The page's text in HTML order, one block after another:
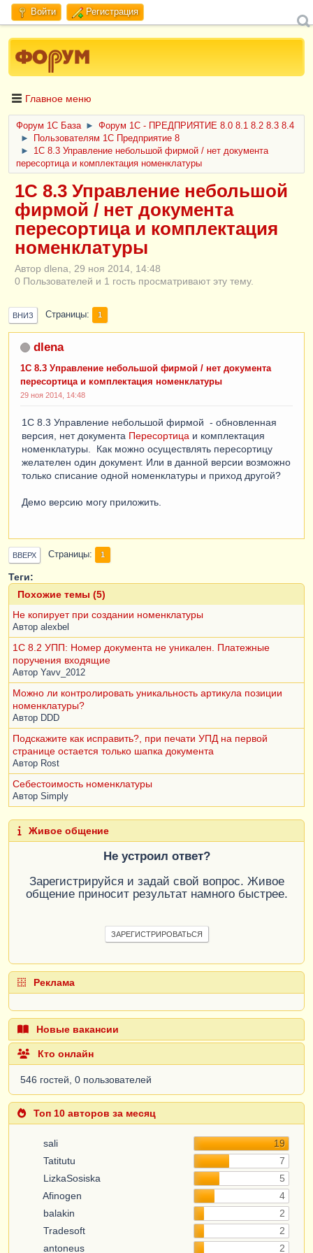
Войти Регистрация
Главное меню
Форум 1C База ►
Форум 1С - ПРЕДПРИЯТИЕ 8.0 8.1 8.2 8.3 8.4
►
Пользователям 1С Предприятие 8
►
1C 8.3 Управление небольшой фирмой / нет документа
пересортица и комплектация номенклатуры
1C 8.3 Управление небольшой
фирмой / нет документа
пересортица и комплектация
номенклатуры
Автор dlena, 29 ноя 2014, 14:48
0 Пользователей и 1 гость просматривают эту тему.
ВНИЗ Страницы 1
dlena
1C 8.3 Управление небольшой фирмой / нет документа
пересортица и комплектация номенклатуры
29 ноя 2014, 14:48
1C 8.3 Управление небольшой фирмой - обновленная
версия, нет документа Пересортица и комплектация
номенклатуры. Как можно осуществлять пересортицу
желателен один документ. Или в данной версии возможно
только списание одной номенклатуры и приход другой?
Демо версию могу приложить.
ВВЕРХ Страницы 1
Теги:
Похожие темы (5)
Не копирует при создании номенклатуры
Автор alexbel
1С 8.2 УПП: Номер документа не уникален. Платежные
поручения входящие
Автор Yavv_2012
Можно ли контролировать уникальность артикула позиции
номенклатуры?
Автор DDD
Подскажите как исправить?, при печати УПД на первой
странице остается только шапка документа
Автор Rost
Себестоимость номенклатуры
Автор Simply
Живое общение
Не устроил ответ?
Зарегистрируйся и задай свой вопрос. Живое
общение приносит результат намного быстрее.
ЗАРЕГИСТРИРОВАТЬСЯ
Реклама
Новые вакансии
Кто онлайн
546 гостей, 0 пользователей
Топ 10 авторов за месяц
sali
19
Tatitutu
7
LizkaSosiska
5
Afinogen
4
balakin
2
Tradesoft
2
antoneus
2